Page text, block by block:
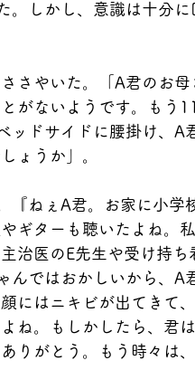
しかし、意識は十分に
さやいた。「A君のお母
がないようです。もう
ッドサイドに腰掛け、A
ょうか」。
ねぇA君。お家に小学
ギターも聴いたよね。
治医のE先生や受け持ち
んではおかしいから、A
にはニキビが出てきて
ね。もしかしたら、君
りがとう。もう時々は